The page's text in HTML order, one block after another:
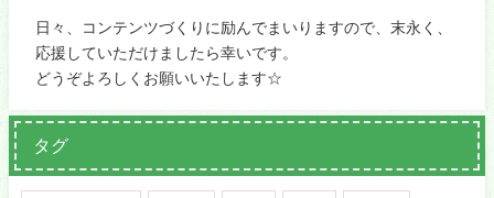
日々、コンテンツづくりに励んでまいりますので、末永く、
応援していただけましたら幸いです。
どうぞよろしくお願いいたします☆
タグ